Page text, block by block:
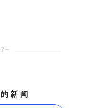
新闻